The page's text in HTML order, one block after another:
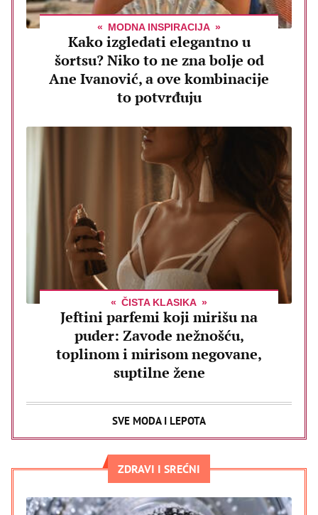
MODNA INSPIRACIJA
Kako izgledati elegantno u
šortsu? Niko to ne zna bolje od
Ane Ivanović, a ove kombinacije
to potvrđuju
ČISTA KLASIKA
Jeftini parfemi koji mirišu na
puder: Zavode nežnošću,
toplinom i mirisom negovane,
suptilne žene
SVE MODA I LEPOTA
ZDRAVI I SREĆNI